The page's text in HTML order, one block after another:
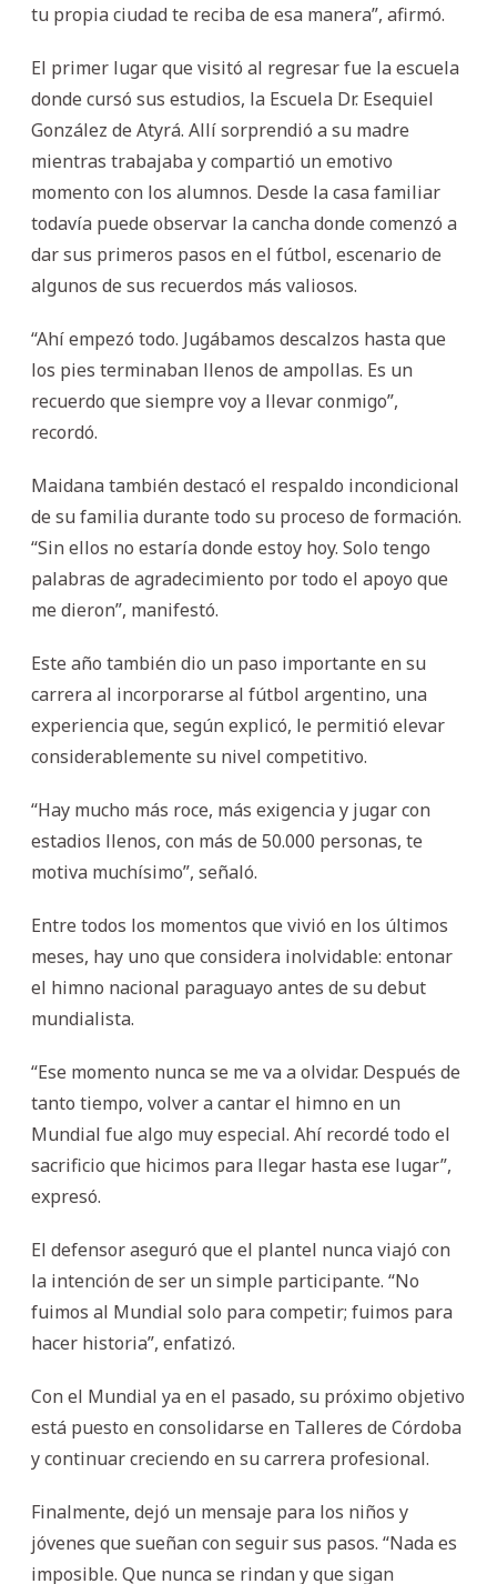
tu propia ciudad te reciba de esa manera”, afirmó.
El primer lugar que visitó al regresar fue la escuela
donde cursó sus estudios, la Escuela Dr. Esequiel
González de Atyrá. Allí sorprendió a su madre
mientras trabajaba y compartió un emotivo
momento con los alumnos. Desde la casa familiar
todavía puede observar la cancha donde comenzó a
dar sus primeros pasos en el fútbol, escenario de
algunos de sus recuerdos más valiosos.
“Ahí empezó todo. Jugábamos descalzos hasta que
los pies terminaban llenos de ampollas. Es un
recuerdo que siempre voy a llevar conmigo”,
recordó.
Maidana también destacó el respaldo incondicional
de su familia durante todo su proceso de formación.
“Sin ellos no estaría donde estoy hoy. Solo tengo
palabras de agradecimiento por todo el apoyo que
me dieron”, manifestó.
Este año también dio un paso importante en su
carrera al incorporarse al fútbol argentino, una
experiencia que, según explicó, le permitió elevar
considerablemente su nivel competitivo.
“Hay mucho más roce, más exigencia y jugar con
estadios llenos, con más de 50.000 personas, te
motiva muchísimo”, señaló.
Entre todos los momentos que vivió en los últimos
meses, hay uno que considera inolvidable: entonar
el himno nacional paraguayo antes de su debut
mundialista.
“Ese momento nunca se me va a olvidar. Después de
tanto tiempo, volver a cantar el himno en un
Mundial fue algo muy especial. Ahí recordé todo el
sacrificio que hicimos para llegar hasta ese lugar”,
expresó.
El defensor aseguró que el plantel nunca viajó con
la intención de ser un simple participante. “No
fuimos al Mundial solo para competir; fuimos para
hacer historia”, enfatizó.
Con el Mundial ya en el pasado, su próximo objetivo
está puesto en consolidarse en Talleres de Córdoba
y continuar creciendo en su carrera profesional.
Finalmente, dejó un mensaje para los niños y
jóvenes que sueñan con seguir sus pasos. “Nada es
imposible. Que nunca se rindan y que sigan